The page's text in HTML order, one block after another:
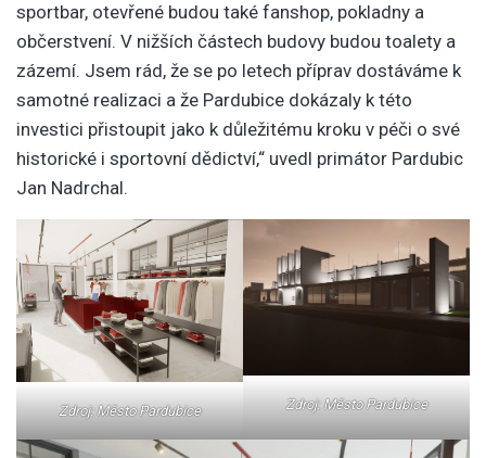
sportbar, otevřené budou také fanshop, pokladny a
občerstvení. V nižších částech budovy budou toalety a
zázemí. Jsem rád, že se po letech příprav dostáváme k
samotné realizaci a že Pardubice dokázaly k této
investici přistoupit jako k důležitému kroku v péči o své
historické i sportovní dědictví,“ uvedl primátor Pardubic
Jan Nadrchal.
Zdroj: Město Pardubice Zdroj: Město Pardubice